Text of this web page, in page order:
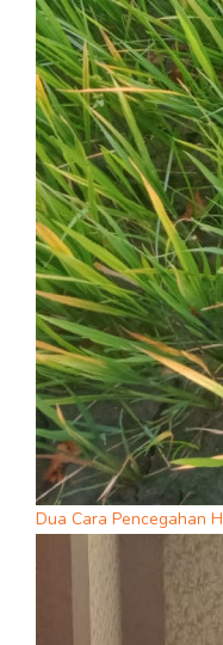
Dua Cara Pencegahan